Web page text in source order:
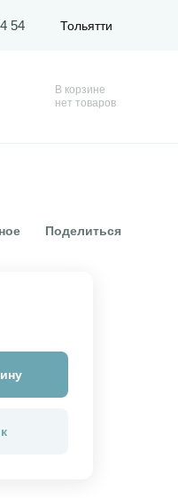
54 Тольятти
Корзина
В корзине
нет товаров
Поделиться